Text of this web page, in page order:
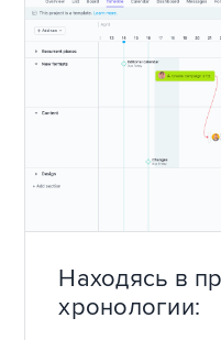
Находясь в
хронологии: